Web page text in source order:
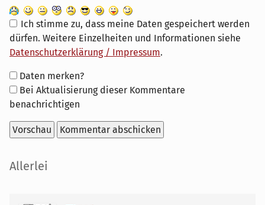
Ich stimme zu, dass meine Daten gespeichert werden
dürfen. Weitere Einzelheiten und Informationen siehe
Datenschutzerklärung / Impressum.
Formular-
Optionen
Daten merken?
Bei Aktualisierung dieser Kommentare
benachrichtigen
Seitenleiste
Allerlei